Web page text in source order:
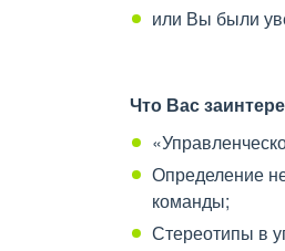
или Вы были
Что Вас
Определение
команды;
Стереотипы в